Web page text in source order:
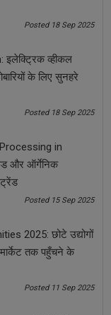
Posted 18 Sep 2025
इलेक्ट्रिक व्हीकल
के लिए सुनहरे
Posted 18 Sep 2025
in
और ऑर्गेनिक
Posted 15 Sep 2025
2025: छोटे उद्योगों
तक पहुँचने के
Posted 11 Sep 2025